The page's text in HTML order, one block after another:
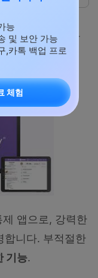
안전 추적이 모
앱으로, 강력한
합니다. 부적절한
기능.
능
및 보안 가능
,카톡 백업 프로
체험